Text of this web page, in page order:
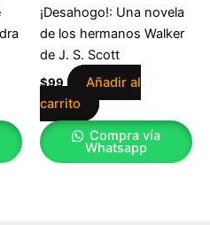
¡Desahogo!: Una novela
de los hermanos Walker
de J. S. Scott
$99
Añadir al
carrito
Compra vía
Whatsapp